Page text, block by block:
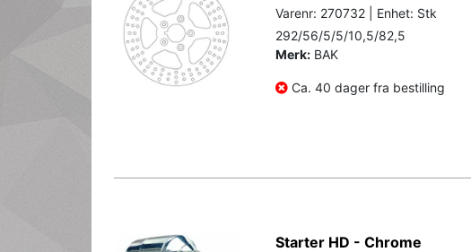
Varenr: 270732 | Enhet: Stk
292/56/5/5/10,5/82,5
Merk: BAK
Ca. 40 dager fra bestilling
Starter HD - Chrome